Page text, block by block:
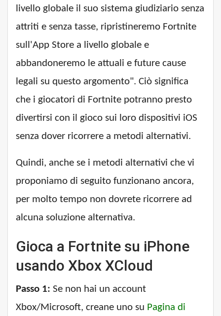
livello globale il suo sistema giudiziario senza
attriti e senza tasse, ripristineremo Fortnite
sull'App Store a livello globale e
abbandoneremo le attuali e future cause
legali su questo argomento". Ciò significa
che i giocatori di Fortnite potranno presto
divertirsi con il gioco sui loro dispositivi iOS
senza dover ricorrere a metodi alternativi.
Quindi, anche se i metodi alternativi che vi
proponiamo di seguito funzionano ancora,
per molto tempo non dovrete ricorrere ad
alcuna soluzione alternativa.
Gioca a Fortnite su iPhone
usando Xbox XCloud
Passo 1: Se non hai un account
Xbox/Microsoft, creane uno su Pagina di